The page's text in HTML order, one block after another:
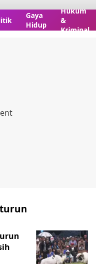
Gaya
Hidup
Hukum
&
Kriminal